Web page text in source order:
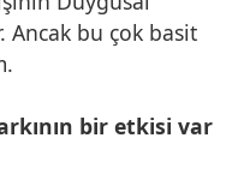
Ancak bu çok basit
bir etkisi var